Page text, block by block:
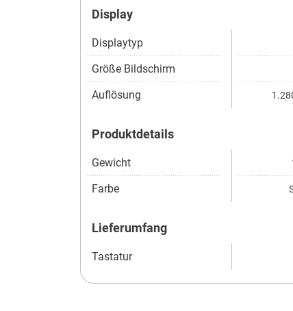
Display
Displaytyp
Größe Bildschirm
Auflösung
Produktdetails
Gewicht
Farbe
Lieferumfang
Tastatur